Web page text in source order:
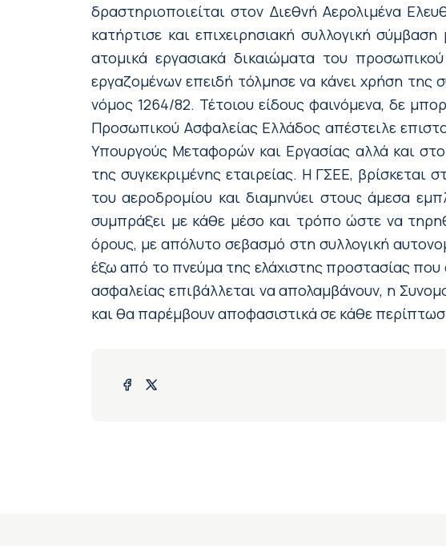
δραστηριοποιείται στον Διεθνή Αερολιμένα
κατήρτισε και επιχειρησιακή συλλογική
ατομικά εργασιακά δικαιώματα του
εργαζομένων επειδή τόλμησε να κάνει χρήση της
νόμος 1264/82. Τέτοιου είδους φαινόμενα, δε
Προσωπικού Ασφαλείας Ελλάδος απέστειλε
Υπουργούς Μεταφορών και Εργασίας αλλά και
της συγκεκριμένης εταιρείας. Η ΓΣΕΕ,
του αεροδρομίου και διαμηνύει στους άμεσα
συμπράξει με κάθε μέσο και τρόπο ώστε να
όρους, με απόλυτο σεβασμό στη συλλογική
έξω από το πνεύμα της ελάχιστης προστασίας
ασφαλείας επιβάλλεται να απολαμβάνουν, η
και θα παρέμβουν αποφασιστικά σε κάθε